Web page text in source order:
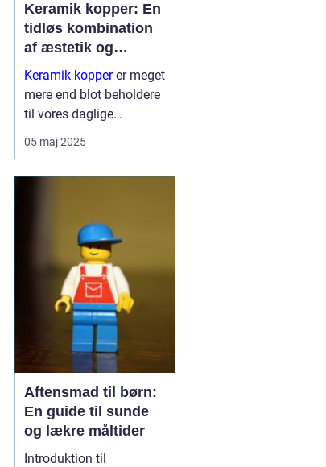
Keramik kopper: En
tidløs kombination
af æstetik og
funktionalitet
Keramik kopperer meget
mere end blot beholdere
til vores daglige
koffeinindtag. De
repræsenterer en dyb
05 maj 2025
Aftensmad til børn:
En guide til sunde
og lækre måltider
Introduktion til